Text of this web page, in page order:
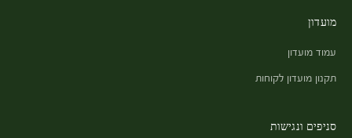
מועדון
עמוד מועדון
תקנון מועדון לקוחות
סניפים ונגישות